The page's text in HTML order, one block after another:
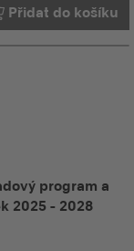
Přidat do košíku
ve vašem
program a
2025 - 2028